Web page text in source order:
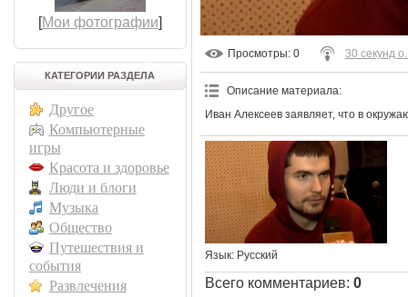
[Мои фотографии]
КАТЕГОРИИ РАЗДЕЛА
Другое
Компьютерные
игры
Красота и здоровье
Люди и блоги
Музыка
Общество
Путешествия и
события
Развлечения
Просмотры: 0 30 секунд
Описание материала:
Иван Алексеев заявляет, что в
Язык: Русский
Всего комментариев: 0